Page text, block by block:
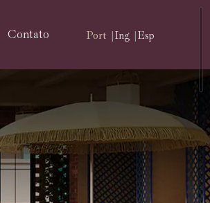
Contato Port Ing Esp